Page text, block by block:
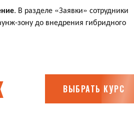
. В разделе «Заявки» сотрудники
зону до внедрения гибридного